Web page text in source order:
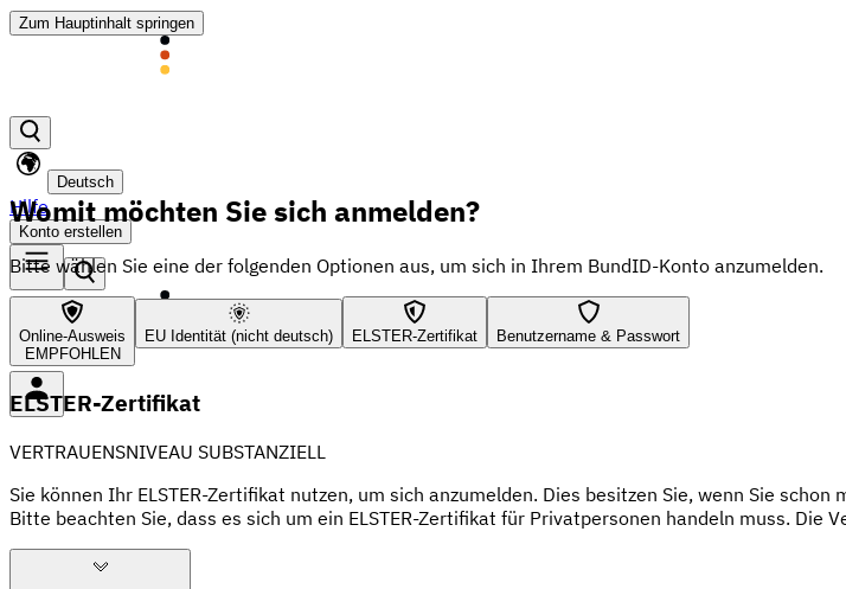
Zum Hauptinhalt springen
Deutsch
Hilfe
Konto erstellen
Womit möchten Sie sich anmelden?
Bitte wählen Sie eine der folgenden Optionen aus, um sich in Ihrem BundID-Konto anzumelden.
Online-Ausweis
EMPFOHLEN
EU Identität (nicht deutsch) ELSTER-Zertifikat Benutzername & Passwort
ELSTER-Zertifikat
VERTRAUENSNIVEAU SUBSTANZIELL
Sie können Ihr ELSTER-Zertifikat nutzen, um sich anzumelden. Dies besitzen Sie, wenn Sie
Bitte beachten Sie, dass es sich um ein ELSTER-Zertifikat für Privatpersonen handeln muss. Die